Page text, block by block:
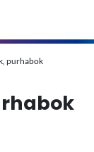
purhabok